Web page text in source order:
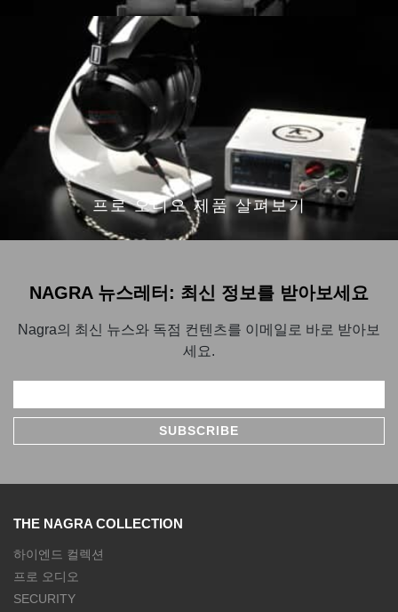
프로 오디오 제품 살펴보기
NAGRA 뉴스레터: 최신 정보를 받아보세요
Nagra의 최신 뉴스와 독점 컨텐츠를 이메일로 바로 받아보
세요.
THE NAGRA COLLECTION
하이엔드 컬렉션
프로 오디오
SECURITY